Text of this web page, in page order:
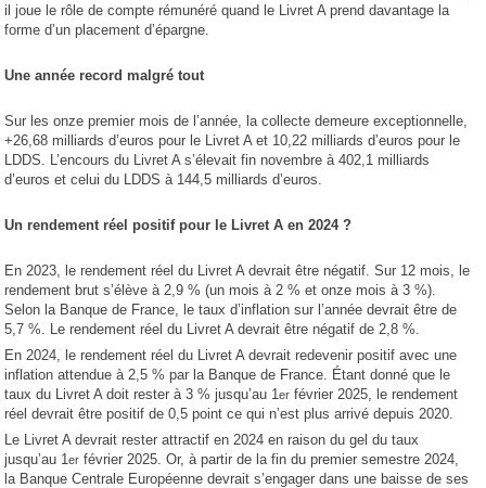
il joue le rôle de compte rémunéré quand le Livret A prend davantage la
forme d’un placement d’épargne.
Une année record malgré tout
Sur les onze premier mois de l’année, la collecte demeure exceptionnelle,
+26,68 milliards d’euros pour le Livret A et 10,22 milliards d’euros pour le
LDDS. L’encours du Livret A s’élevait fin novembre à 402,1 milliards
d’euros et celui du LDDS à 144,5 milliards d’euros.
Un rendement réel positif pour le Livret A en 2024 ?
En 2023, le rendement réel du Livret A devrait être négatif. Sur 12 mois, le
rendement brut s’élève à 2,9 % (un mois à 2 % et onze mois à 3 %).
Selon la Banque de France, le taux d’inflation sur l’année devrait être de
5,7 %. Le rendement réel du Livret A devrait être négatif de 2,8 %.
En 2024, le rendement réel du Livret A devrait redevenir positif avec une
inflation attendue à 2,5 % par la Banque de France. Étant donné que le
taux du Livret A doit rester à 3 % jusqu’au 1er février 2025, le rendement
réel devrait être positif de 0,5 point ce qui n’est plus arrivé depuis 2020.
Le Livret A devrait rester attractif en 2024 en raison du gel du taux
jusqu’au 1er février 2025. Or, à partir de la fin du premier semestre 2024,
la Banque Centrale Européenne devrait s’engager dans une baisse de ses